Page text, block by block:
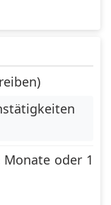
Monate oder 1